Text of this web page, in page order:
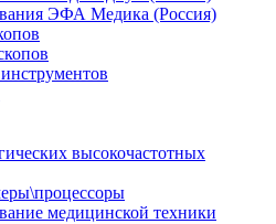
ЭФА Медика (Россия)
высокочастотных
медицинской техники